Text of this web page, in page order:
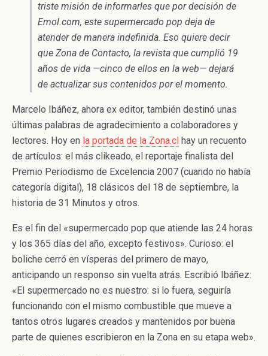
triste misión de informarles que por decisión de
Emol.com, este supermercado pop deja de
atender de manera indefinida. Eso quiere decir
que Zona de Contacto, la revista que cumplió 19
años de vida —cinco de ellos en la web— dejará
de actualizar sus contenidos por el momento.
Marcelo Ibáñez, ahora ex editor, también destinó unas
últimas palabras de agradecimiento a colaboradores y
lectores. Hoy en la portada de la Zona.cl hay un recuento
de artículos: el más clikeado, el reportaje finalista del
Premio Periodismo de Excelencia 2007 (cuando no había
categoría digital), 18 clásicos del 18 de septiembre, la
historia de 31 Minutos y otros.
Es el fin del «supermercado pop que atiende las 24 horas
y los 365 días del año, excepto festivos». Curioso: el
boliche cerró en vísperas del primero de mayo,
anticipando un responso sin vuelta atrás. Escribió Ibáñez:
«El supermercado no es nuestro: si lo fuera, seguiría
funcionando con el mismo combustible que mueve a
tantos otros lugares creados y mantenidos por buena
parte de quienes escribieron en la Zona en su etapa web».